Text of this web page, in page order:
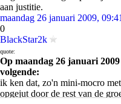
aan justitie.
maandag 26 januari 2009,
0
BlackStar2k
quote:
Op maandag 26 januari
volgende:
ik ken dat, zo'n mini-mocro
opgejut door de rest van de